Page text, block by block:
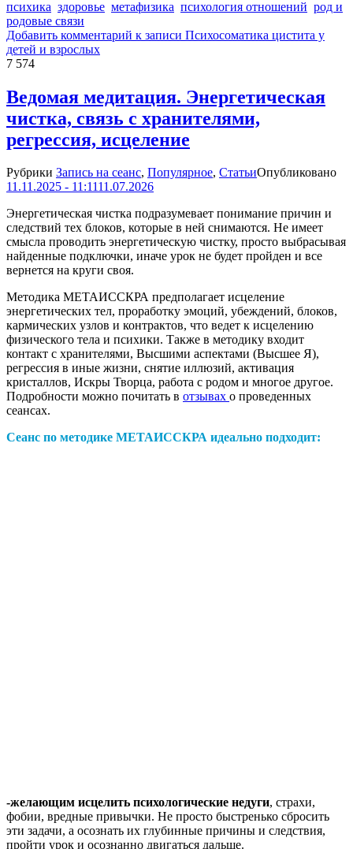
психика здоровье метафизика психология отношений род и
родовые связи
Добавить комментарий к записи Психосоматика цистита у
детей и взрослых
7 574
Ведомая медитация. Энергетическая
чистка, связь с хранителями,
регрессия, исцеление
Рубрики Запись на сеанс, Популярное, СтатьиОпубликовано
11.11.2025 - 11:1111.07.2026
Энергетическая чистка подразумевает понимание причин и
следствий тех блоков, которые в ней снимаются. Не имеет
смысла проводить энергетическую чистку, просто выбрасывая
найденные подключки, иначе урок не будет пройден и все
вернется на круги своя.
Методика МЕТАИССКРА предполагает исцеление
энергетических тел, проработку эмоций, убеждений, блоков,
кармических узлов и контрактов, что ведет к исцелению
физического тела и психики. Также в методику входит
контакт с хранителями, Высшими аспектами (Высшее Я),
регрессия в иные жизни, снятие иллюзий, активация
кристаллов, Искры Творца, работа с родом и многое другое.
Подробности можно почитать в отзывах о проведенных
сеансах.
Сеанс по методике МЕТАИССКРА идеально подходит:
-желающим исцелить психологические недуги, страхи,
фобии, вредные привычки. Не просто быстренько сбросить
эти задачи, а осознать их глубинные причины и следствия,
пройти урок и осознанно двигаться дальше.